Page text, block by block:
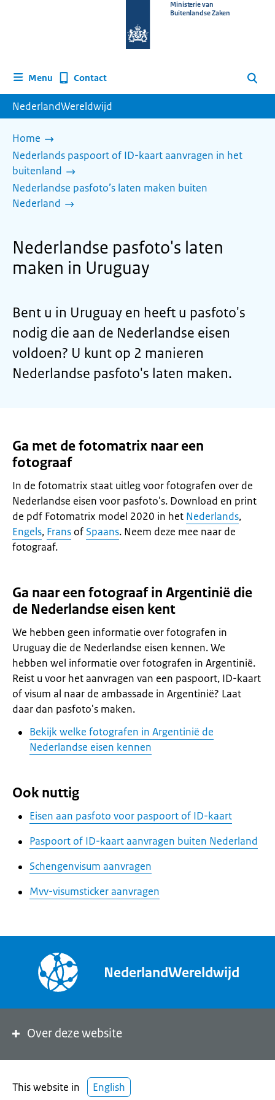
homepage
Ministerie van
Buitenlandse Zaken
Menu Contact Zoeken
NederlandWereldwijd
Home
Nederlands paspoort of ID-kaart aanvragen in het
buitenland
Nederlandse pasfoto’s laten maken buiten
Nederland
Nederlandse pasfoto's laten
maken in Uruguay
Bent u in Uruguay en heeft u pasfoto's
nodig die aan de Nederlandse eisen
voldoen? U kunt op 2 manieren
Nederlandse pasfoto's laten maken.
Ga met de fotomatrix naar een
fotograaf
In de fotomatrix staat uitleg voor fotografen over de
Nederlandse eisen voor pasfoto's. Download en print
de pdf Fotomatrix model 2020 in het Nederlands,
Engels, Frans of Spaans. Neem deze mee naar de
fotograaf.
Ga naar een fotograaf in Argentinië die
de Nederlandse eisen kent
We hebben geen informatie over fotografen in
Uruguay die de Nederlandse eisen kennen. We
hebben wel informatie over fotografen in Argentinië.
Reist u voor het aanvragen van een paspoort, ID-kaart
of visum al naar de ambassade in Argentinië? Laat
daar dan pasfoto's maken.
Bekijk welke fotografen in Argentinië de
Nederlandse eisen kennen
Ook nuttig
Eisen aan pasfoto voor paspoort of ID-kaart
Paspoort of ID-kaart aanvragen buiten Nederland
Schengenvisum aanvragen
Mvv-visumsticker aanvragen
NederlandWereldwijd
Over deze website
This website in English